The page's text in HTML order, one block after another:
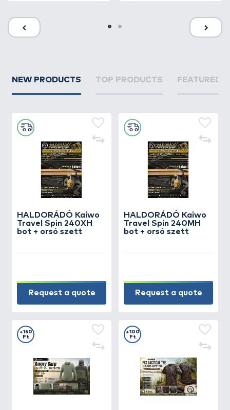
NEW PRODUCTS TOP PRODUCTS FEATURED
HALDORÁDÓ Kaiwo
Travel Spin 240XH
bot + orsó szett
Request a quote
HALDORÁDÓ Kaiwo
Travel Spin 240MH
bot + orsó szett
Request a quote
+150
Ft
+100
Ft